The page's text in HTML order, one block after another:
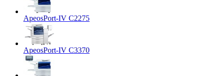
ApeosPort-IV C2275
ApeosPort-IV C3370